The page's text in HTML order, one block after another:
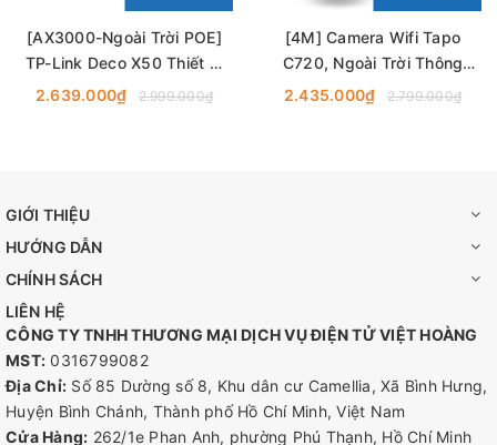
[AX3000-Ngoài Trời POE]
TP-Link Deco X50 Thiết Bị
Phát Wifi 6 POE Mesh Băng
2.639.000₫ 2.999.000₫
[4M] Camera Wifi Tapo
C720, Ngoài Trời Thông
Minh AI - Có Đèn Flash TP-
2.435.000₫ 2.799.000₫
GIỚI THIỆU
HƯỚNG DẪN
CHÍNH SÁCH
LIÊN HỆ
CÔNG TY TNHH THƯƠNG MẠI DỊCH VỤ ĐIỆN TỬ VIỆT HOÀNG
MST: 0316799082
Địa Chỉ: Số 85 Dường số 8, Khu dân cư Camellia, Xã Bình Hưng,
Huyện Bình Chánh, Thành phố Hồ Chí Minh, Việt Nam
Cửa Hàng: 262/1e Phan Anh, phường Phú Thạnh, Hồ Chí Minh